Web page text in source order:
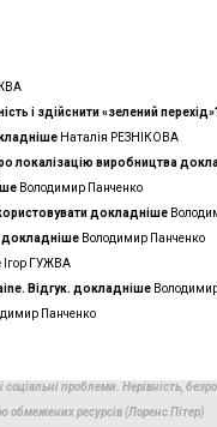
і здійснити «зелений
Наталія РЕЗНІКОВА
локалізацію виробництва
Володимир Панченко
докладнiше
докладнiше Володимир Панченко
Ігор ГУЖВА
Відгук. докладнiше
Панченко
проблеми. Нерівність,
обмежених ресурсів (Лоренс Пітер)